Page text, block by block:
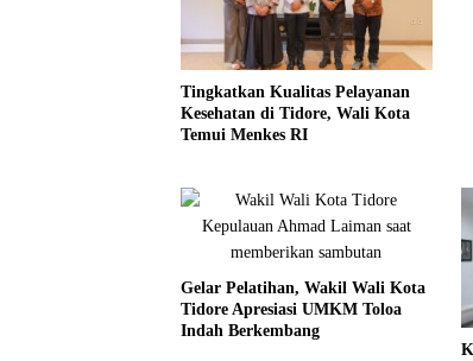
Tingkatkan Kualitas Pelayanan
Kesehatan di Tidore, Wali Kota
Temui Menkes RI
Gelar Pelatihan, Wakil Wali Kota
Tidore Apresiasi UMKM Toloa
Indah Berkembang